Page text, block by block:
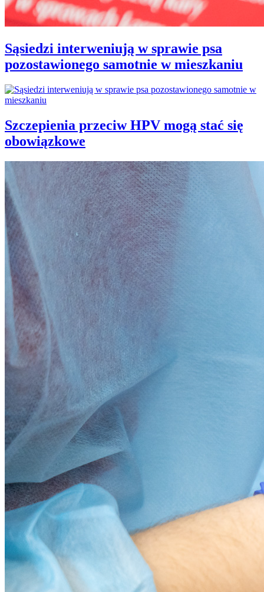
Sąsiedzi interweniują w sprawie psa
pozostawionego samotnie w mieszkaniu
Szczepienia przeciw HPV mogą stać się
obowiązkowe